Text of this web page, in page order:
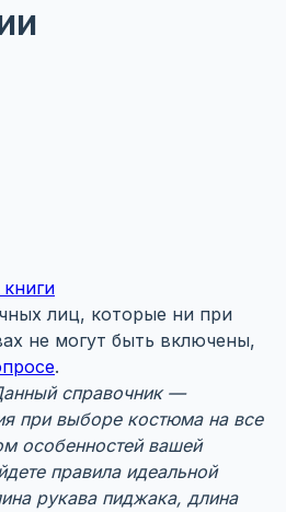
лиц, которые ни при
не могут быть включены,
.
справочник —
при выборе костюма на все
особенностей вашей
правила идеальной
рукава пиджака, длина